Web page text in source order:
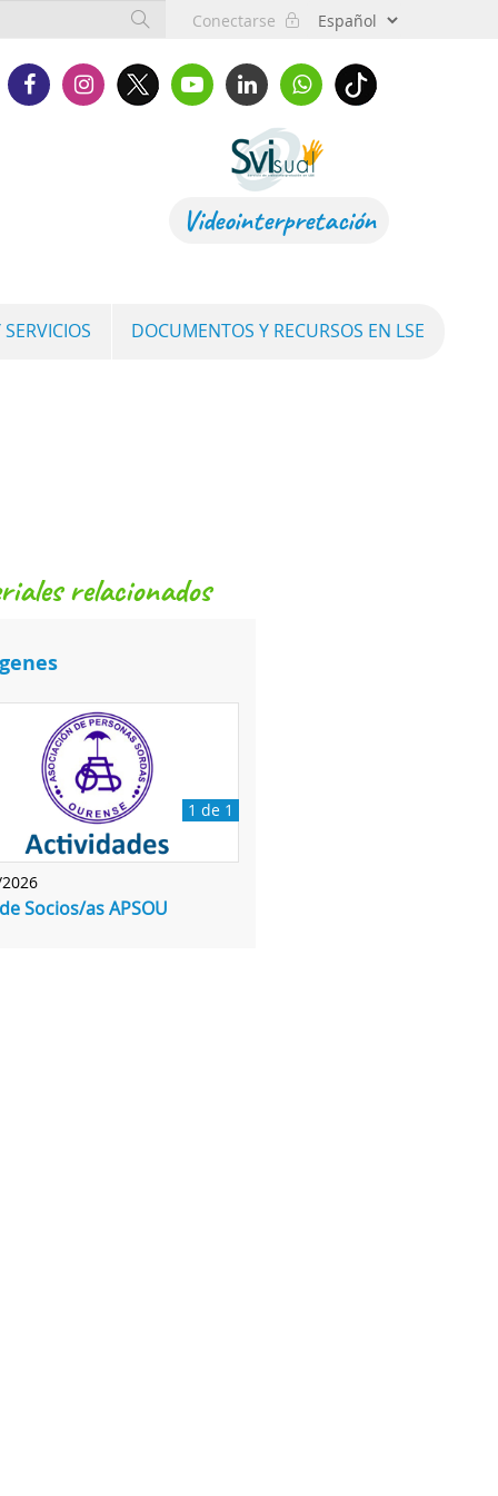
Conectarse
Videointerpretación
DOCUMENTOS Y RECURSOS EN LSE
relacionados
1 de 1
Socios/as APSOU